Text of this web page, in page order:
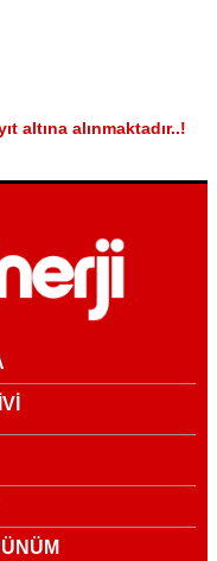
altına alınmaktadır..!